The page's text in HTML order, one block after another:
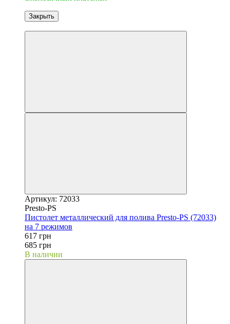
Закрыть
Артикул: 72033
Presto-PS
Пистолет металлический для полива Presto-PS (72033)
на 7 режимов
617 грн
685 грн
В наличии